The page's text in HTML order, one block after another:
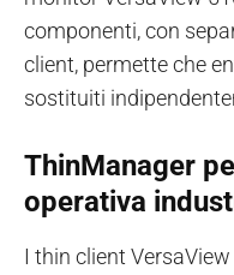
componenti, con
client, permette che
sostituiti
ThinManager
operativa
I thin client